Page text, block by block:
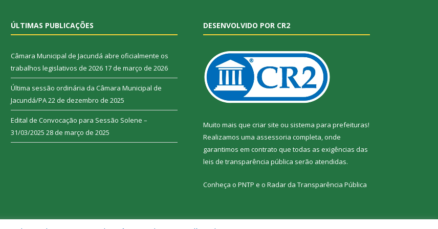
ÚLTIMAS PUBLICAÇÕES
Câmara Municipal de Jacundá abre oficialmente os
trabalhos legislativos de 2026 17 de março de 2026
Última sessão ordinária da Câmara Municipal de
Jacundá/PA22 de dezembro de 2025
Edital de Convocação para Sessão Solene –
31/03/2025 28 de março de 2025
DESENVOLVIDO POR CR2
Muito mais que criar site ou sistema para prefeituras!
Realizamos uma assessoria completa, onde
garantimos em contrato que todas as exigências das
leis de transparência pública serão atendidas.
Conheça o PNTP e o Radar da Transparência Pública